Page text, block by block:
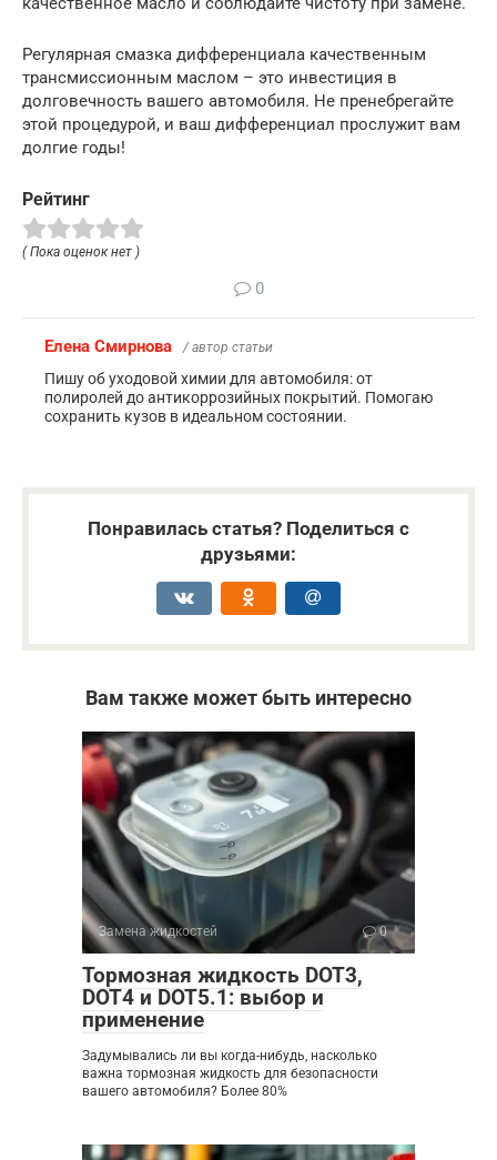
Регулярная смазка дифференциала качественным
трансмиссионным маслом – это инвестиция в
долговечность вашего автомобиля. Не пренебрегайте
этой процедурой, и ваш дифференциал прослужит вам
долгие годы!
Рейтинг
( Пока оценок нет )
0
Елена Смирнова / автор статьи
Пишу об уходовой химии для автомобиля: от
полиролей до антикоррозийных покрытий. Помогаю
сохранить кузов в идеальном состоянии.
Понравилась статья? Поделиться с
друзьями:
Вам также может быть интересно
Замена жидкостей 0
Тормозная жидкость DOT3,
DOT4 и DOT5.1: выбор и
применение
Задумывались ли вы когда-нибудь, насколько
важна тормозная жидкость для безопасности
вашего автомобиля? Более 80%